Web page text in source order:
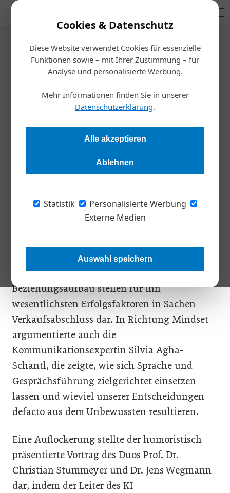
Cookies & Datenschutz
Diese Website verwendet Cookies für essenzielle
Funktionen sowie – mit Ihrer Zustimmung – für
Analyse und personalisierte Werbung.
Mehr Informationen finden Sie in unserer
Datenschutzerklärung.
Alle akzeptieren
Ablehnen
Statistik
Personalisierte Werbung
Externe Medien
Auswahl speichern
Startseite/Allgemein
Digitalisierung ist
Gamechanger im Verkauf
Am 18.11. fand eine neue Ausgabe des Sales Excellence
Kongresses statt. Die Vertriebsveranstaltung nahm die
Verkaufspsychologie und Digitalisierung in den Fokus.
Martin Limbeck seine „Gesetze des Verkaufs“.
Selbstbewusstsein, Persönlichkeit und
Beziehungsaufbau stellen für ihn
wesentlichsten Erfolgsfaktoren in Sachen
Verkaufsabschluss dar. In Richtung Mindset
argumentierte auch die
Kommunikationsexpertin Silvia Agha-
Schantl, die zeigte, wie sich Sprache und
Gesprächsführung zielgerichtet einsetzen
lassen und wieviel unserer Entscheidungen
defacto aus dem Unbewussten resultieren.
Eine Auflockerung stellte der humoristisch
präsentierte Vortrag des Duos Prof. Dr.
Christian Stummeyer und Dr. Jens Wegmann
dar, indem der Leiter des KI